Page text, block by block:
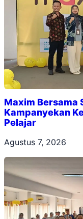
Maxim Bersama
Kampanyekan
Pelajar
Agustus 7, 2026